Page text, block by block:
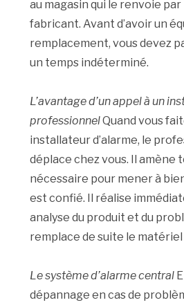
au magasin qui le renvoie
fabricant. Avant d’avoir un
remplacement, vous devez
un temps indéterminé.
L’avantage d’un appel à un
professionnelQuand vous
installateur d’alarme, le
déplace chez vous. Il amène
nécessaire pour mener à
est confié. Il réalise
analyse du produit et du
remplace de suite le
Le système d’alarme central
dépannage en cas de